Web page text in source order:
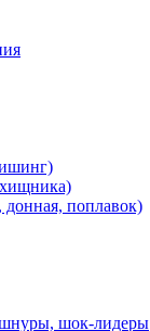
хищника)
донная, поплавок)
шок-лидеры